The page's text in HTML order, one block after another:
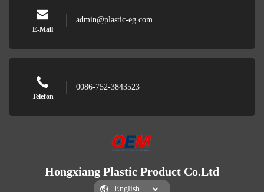
E-Mail
admin@plastic-eg.com
Telefon
0086-752-3843523
Hongxiang Plastic Product Co.Ltd